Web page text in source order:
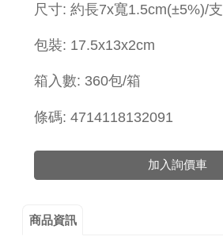
尺寸: 約長7x寬1.5cm(±5%)/支
包裝: 17.5x13x2cm
箱入數: 360包/箱
條碼: 4714118132091
加入詢價車
商品資訊